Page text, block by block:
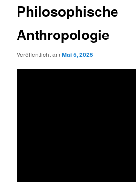
Philosophische
Anthropologie
Veröffentlicht amMai 5, 2025